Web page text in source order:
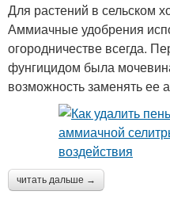
Для растений в сельском
Аммиачные удобрения
огородничестве всегда.
фунгицидом была
возможность заменять ее
читать дальше →